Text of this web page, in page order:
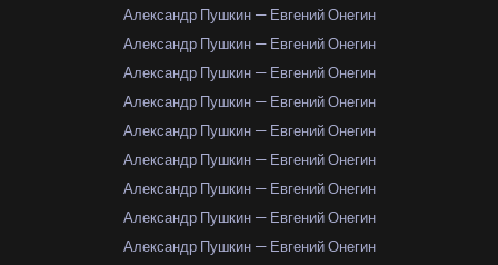
Александр Пушкин — Евгений Онегин
Александр Пушкин — Евгений Онегин
Александр Пушкин — Евгений Онегин
Александр Пушкин — Евгений Онегин
Александр Пушкин — Евгений Онегин
Александр Пушкин — Евгений Онегин
Александр Пушкин — Евгений Онегин
Александр Пушкин — Евгений Онегин
Александр Пушкин — Евгений Онегин